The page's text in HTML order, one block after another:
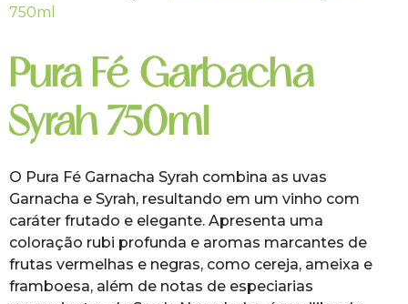
750ml
Pura Fé Garbacha
Syrah 750ml
O Pura Fé Garnacha Syrah combina as uvas
Garnacha e Syrah, resultando em um vinho com
caráter frutado e elegante. Apresenta uma
coloração rubi profunda e aromas marcantes de
frutas vermelhas e negras, como cereja, ameixa e
framboesa, além de notas de especiarias